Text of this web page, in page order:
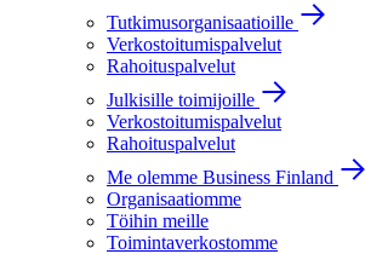
Tutkimusorganisaatioille
Verkostoitumispalvelut
Rahoituspalvelut
Julkisille toimijoille
Verkostoitumispalvelut
Rahoituspalvelut
Me olemme Business Finland
Organisaatiomme
Töihin meille
Toimintaverkostomme